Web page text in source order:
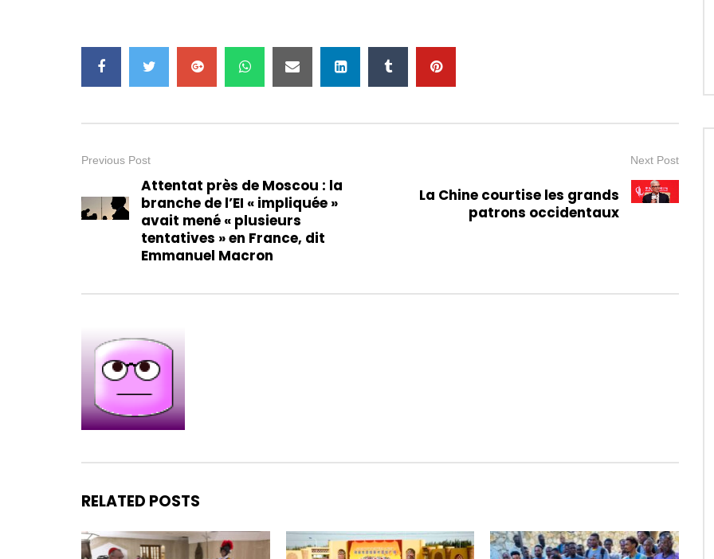
Previous Post
Attentat près de Moscou : la
branche de l’EI « impliquée »
avait mené « plusieurs
tentatives » en France, dit
Emmanuel Macron
Next Post
La Chine courtise les grands
patrons occidentaux
RELATED POSTS